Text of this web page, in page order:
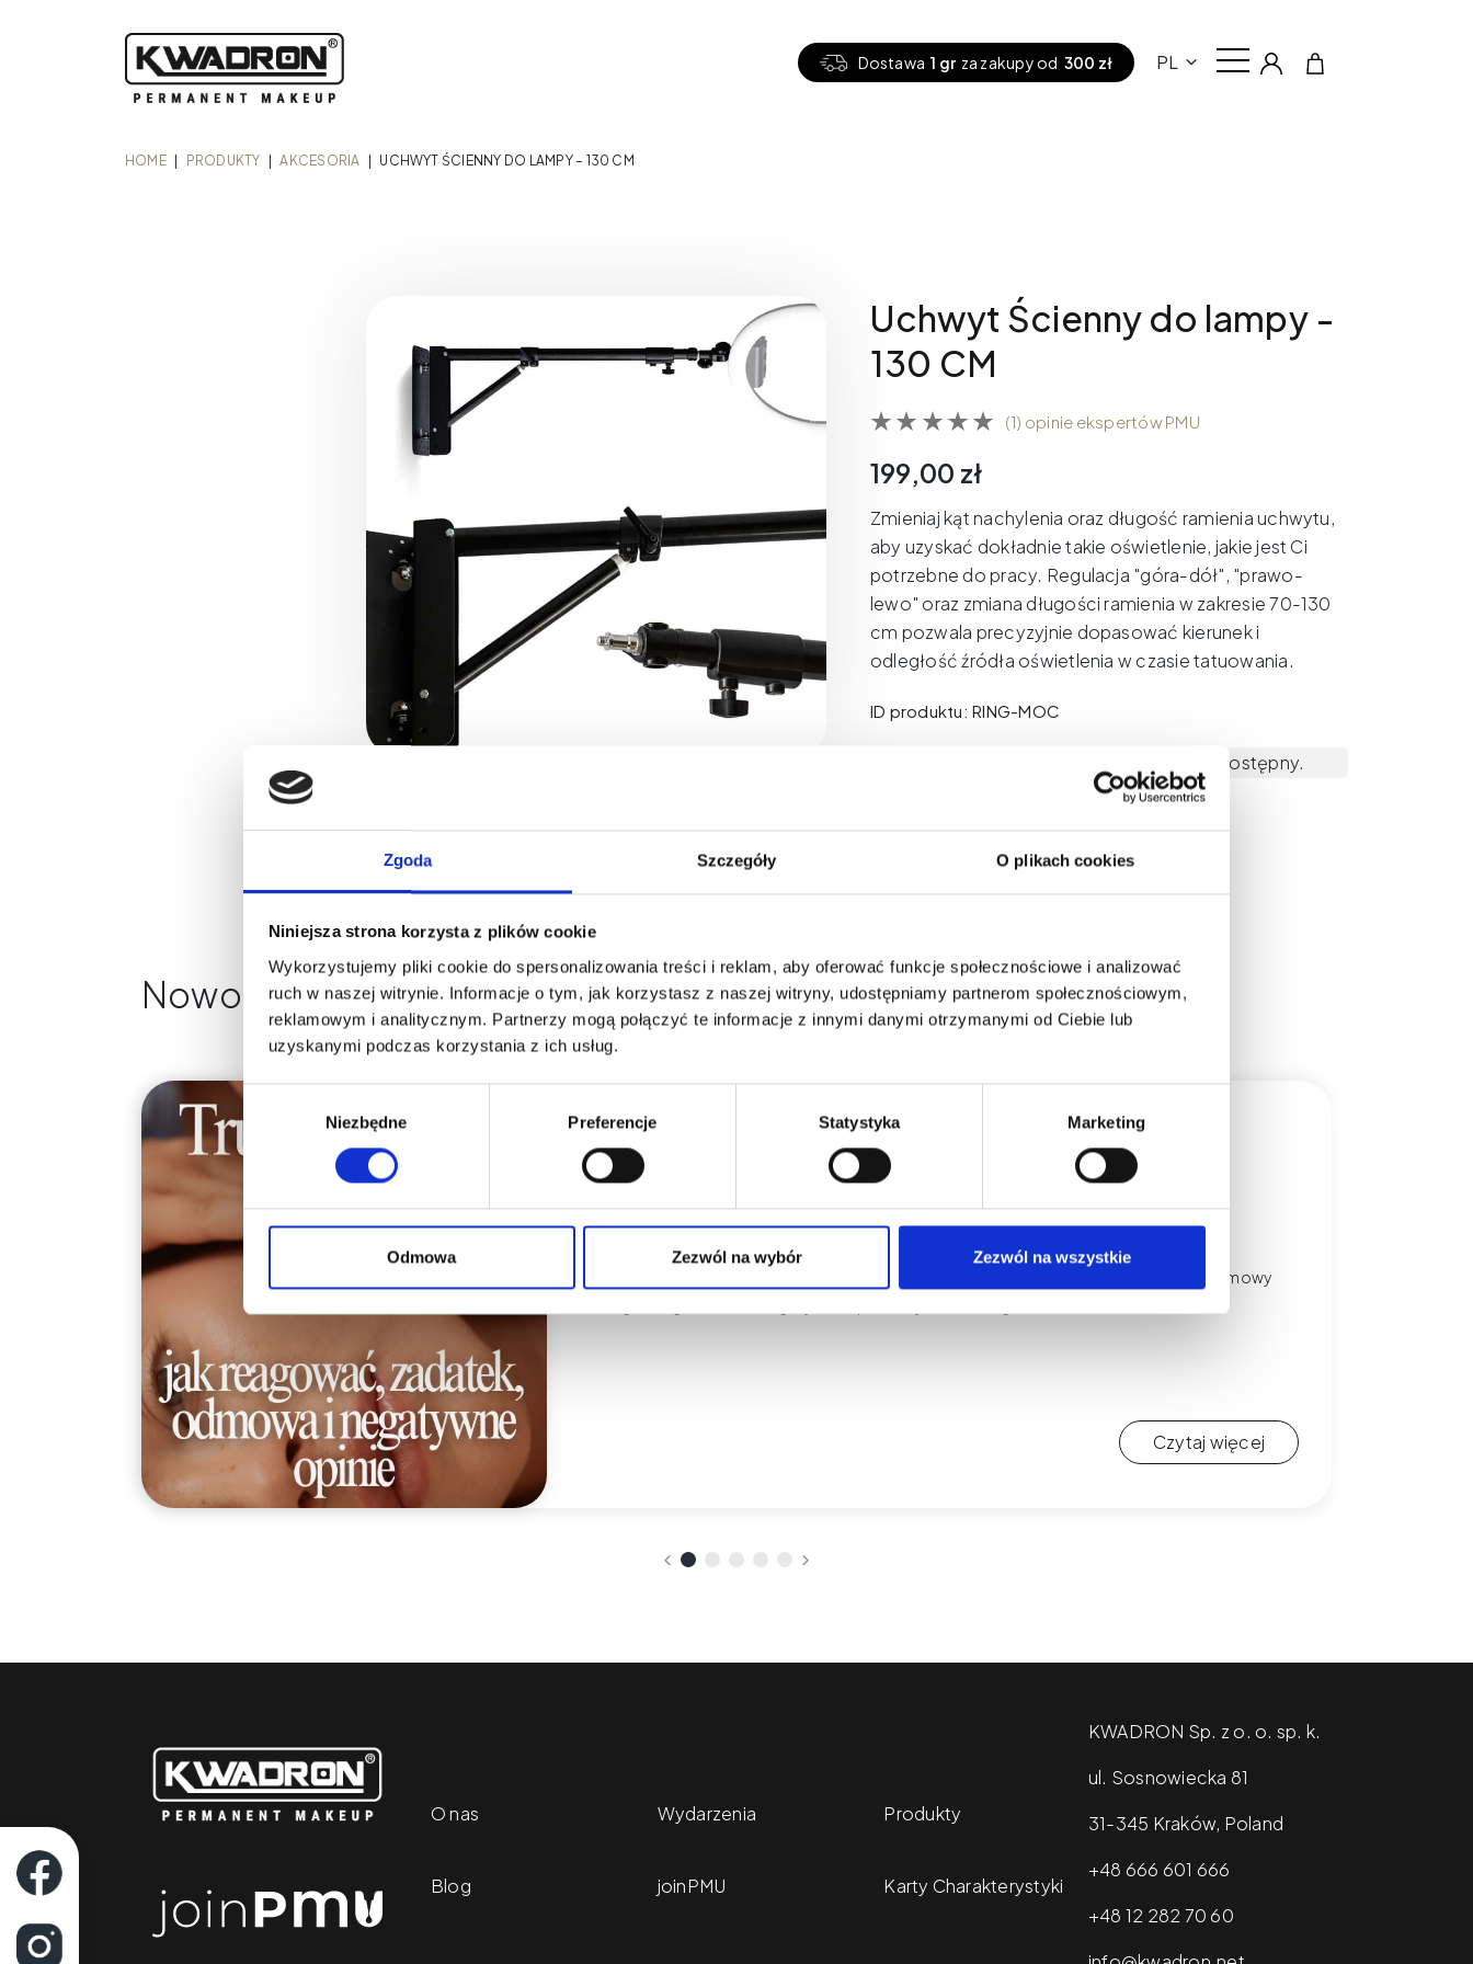
Zgoda Szczegóły O plikach cookies
Niniejsza strona korzysta z plików cookie
Wykorzystujemy pliki cookie do spersonalizowania treści i reklam, aby oferować funkcje społecznościowe i analizować
ruch w naszej witrynie. Informacje o tym, jak korzystasz z naszej witryny, udostępniamy partnerom społecznościowym,
reklamowym i analitycznym. Partnerzy mogą połączyć te informacje z innymi danymi otrzymanymi od Ciebie lub
uzyskanymi podczas korzystania z ich usług.
Wybór
zgody
Niezbędne Preferencje Statystyka Marketing
Odmowa Zezwól na wybór Zezwól na wszystkie
Dostawa 1 grza zakupy od 300 zł PL
HOME PRODUKTY AKCESORIA UCHWYT ŚCIENNY DO LAMPY – 130 CM
Uchwyt Ścienny do lampy -
130 CM
(1) opinie ekspertów PMU
199,00 zł
Zmieniaj kąt nachylenia oraz długość ramienia uchwytu,
aby uzyskać dokładnie takie oświetlenie, jakie jest Ci
potrzebne do pracy. Regulacja "góra-dół", "prawo-
lewo" oraz zmiana długości ramienia w zakresie 70-130
cm pozwala precyzyjnie dopasować kierunek i
odległość źródła oświetlenia w czasie tatuowania.
ID produktu: RING-MOC
Tego produktu nie ma na stanie i nie jest dostępny.
Nowości na naszym blogu
Makijaż Permanentny
Trudne klientki w PMU – jak reagować, zadatek, odmowa i
negatywne opinie
Dowiedz się, jak radzić sobie z trudnymi klientkami w PMU. Poznaj zasady zadatków, odmowy
Czytaj więcej
O nas Wydarzenia Produkty
Blog joinPMU Karty Charakterystyki
KWADRON Sp. z o. o. sp. k.
ul. Sosnowiecka 81
31-345 Kraków, Poland
+48 666 601 666
+48 12 282 70 60